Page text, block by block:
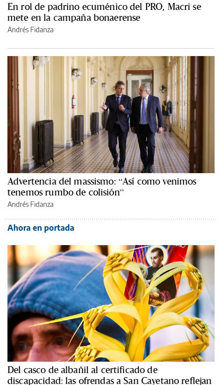
En rol de padrino ecuménico del PRO, Macri se
mete en la campaña bonaerense
Andrés Fidanza
Advertencia del massismo: “Así como venimos
tenemos rumbo de colisión”
Andrés Fidanza
Ahora en portada
Del casco de albañil al certificado de
discapacidad: las ofrendas a San Cayetano reflejan